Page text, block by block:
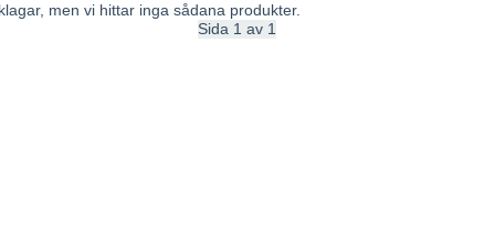
men vi hittar inga sådana produkter.
Sida 1 av 1